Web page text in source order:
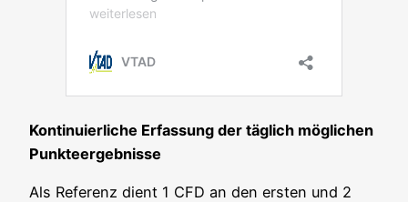
Kon­ti­nu­ier­li­che Erfas­sung der täg­lich mög­li­chen
Punkteergebnisse
Als Refe­renz dient 1 CFD an den ers­ten und 2